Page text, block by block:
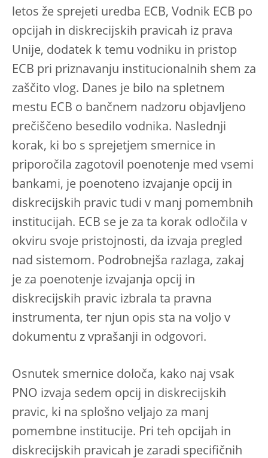
letos že sprejeti uredba ECB, Vodnik ECB po
opcijah in diskrecijskih pravicah iz prava
Unije, dodatek k temu vodniku in pristop
ECB pri priznavanju institucionalnih shem za
zaščito vlog. Danes je bilo na spletnem
mestu ECB o bančnem nadzoru objavljeno
prečiščeno besedilo vodnika. Naslednji
korak, ki bo s sprejetjem smernice in
priporočila zagotovil poenotenje med vsemi
bankami, je poenoteno izvajanje opcij in
diskrecijskih pravic tudi v manj pomembnih
institucijah. ECB se je za ta korak odločila v
okviru svoje pristojnosti, da izvaja pregled
nad sistemom. Podrobnejša razlaga, zakaj
je za poenotenje izvajanja opcij in
diskrecijskih pravic izbrala ta pravna
instrumenta, ter njun opis sta na voljo v
dokumentu z vprašanji in odgovori.
Osnutek smernice določa, kako naj vsak
PNO izvaja sedem opcij in diskrecijskih
pravic, ki na splošno veljajo za manj
pomembne institucije. Pri teh opcijah in
diskrecijskih pravicah je zaradi specifičnih